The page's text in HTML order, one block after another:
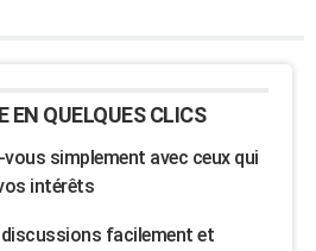
EN QUELQUES CLICS
simplement avec ceux qui
intérêts
facilement et